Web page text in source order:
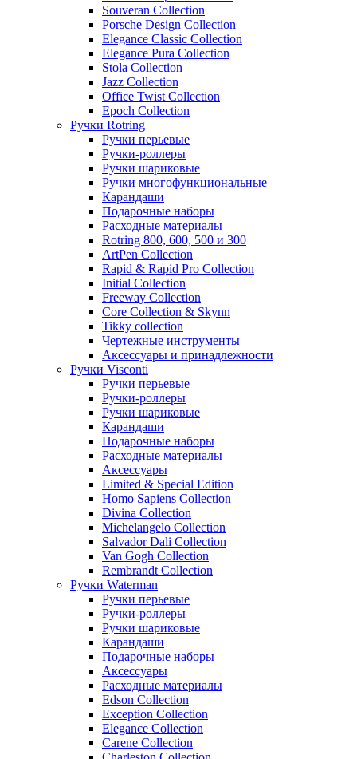
Souveran Collection
Porsche Design Collection
Elegance Classic Collection
Elegance Pura Collection
Stola Collection
Jazz Collection
Office Twist Collection
Epoch Collection
Ручки Rotring
Ручки перьевые
Ручки-роллеры
Ручки шариковые
Ручки многофункциональные
Карандаши
Подарочные наборы
Расходные материалы
Rotring 800, 600, 500 и 300
ArtPen Collection
Rapid & Rapid Pro Collection
Initial Collection
Freeway Collection
Core Collection & Skynn
Tikky collection
Чертежные инструменты
Аксессуары и принадлежности
Ручки Visconti
Ручки перьевые
Ручки-роллеры
Ручки шариковые
Карандаши
Подарочные наборы
Расходные материалы
Аксессуары
Limited & Special Edition
Homo Sapiens Collection
Divina Collection
Michelangelo Collection
Salvador Dali Collection
Van Gogh Collection
Rembrandt Collection
Ручки Waterman
Ручки перьевые
Ручки-роллеры
Ручки шариковые
Карандаши
Подарочные наборы
Аксессуары
Расходные материалы
Edson Collection
Exception Collection
Elegance Collection
Carene Collection